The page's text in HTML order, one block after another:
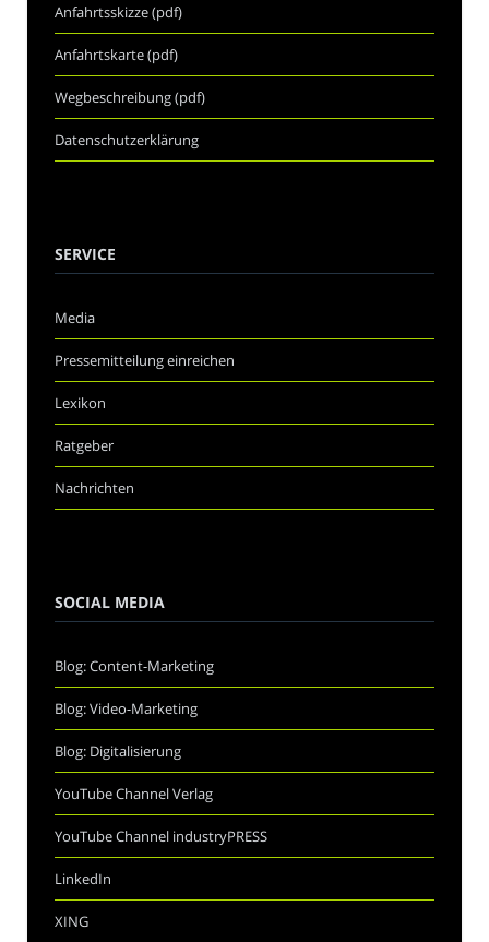
Anfahrtsskizze (pdf)
Anfahrtskarte (pdf)
Wegbeschreibung (pdf)
Datenschutzerklärung
SERVICE
Media
Pressemitteilung einreichen
Lexikon
Ratgeber
Nachrichten
SOCIAL MEDIA
Blog: Content-Marketing
Blog: Video-Marketing
Blog: Digitalisierung
YouTube Channel Verlag
YouTube Channel industryPRESS
LinkedIn
XING